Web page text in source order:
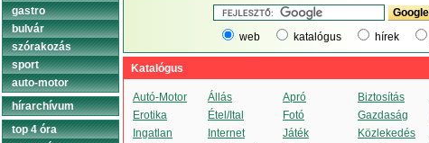
web katalógus hírek
Katalógus
Autó-Motor Állás Apró Biztosítás
Erotika
Étel/Ital Fotó Gazdaság
Ingatlan
Internet Játék Közlekedés
gastro
bulvár
szórakozás
sport
auto-motor
hírarchívum
top 4 óra